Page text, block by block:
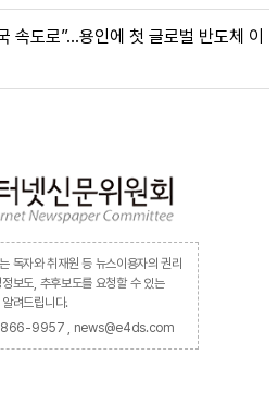
속도로”…용인에 첫 글로벌 반도체 이
독자와 취재원 등 뉴스이용자의 권리
보도, 추후보도를 요청할 수 있는
려드립니다.
866-9957 , news@e4ds.com